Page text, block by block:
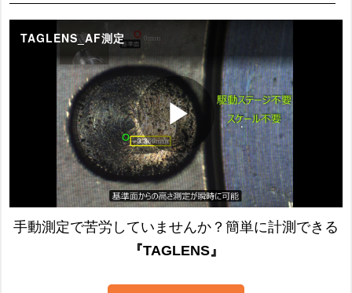
手動測定で苦労していませんか？簡単に計測できる
『TAGLENS』